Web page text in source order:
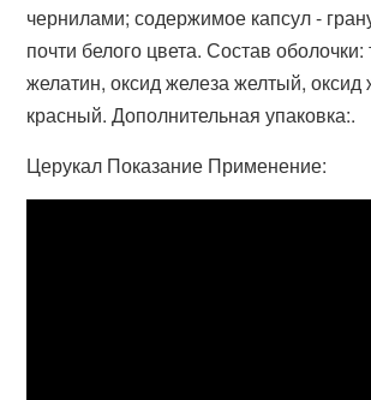
чернилами; содержимое капсул -
почти белого цвета. Состав оболочки:
желатин, оксид железа желтый, оксид
красный. Дополнительная упаковка:.
Церукал Показание Применение: